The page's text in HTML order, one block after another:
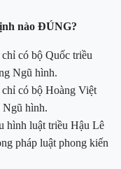
nào ĐÚNG?
có bộ Quốc triều
Ngũ hình.
có bộ Hoàng Việt
Ngũ hình.
hình luật triều Hậu Lê
pháp luật phong kiến